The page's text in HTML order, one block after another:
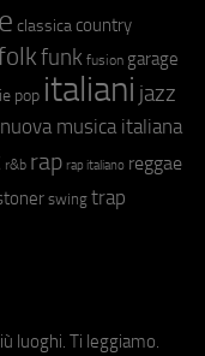
classica country
funk fusion garage
pop italiani jazz
nuova musica italiana
r&b rap rap italiano reggae
swing trap
luoghi. Ti leggiamo.